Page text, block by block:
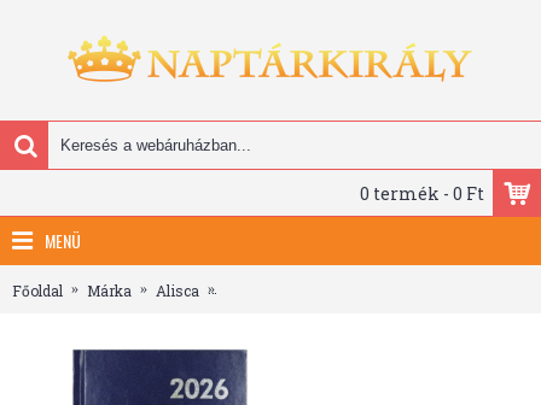
0 termék - 0 Ft
MENÜ
Főoldal Márka Alisca